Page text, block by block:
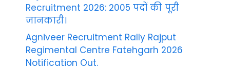
Recruitment 2026: 2005 पदों की पूरी
जानकारी।
Agniveer Recruitment Rally Rajput
Regimental Centre Fatehgarh 2026
Notification Out.